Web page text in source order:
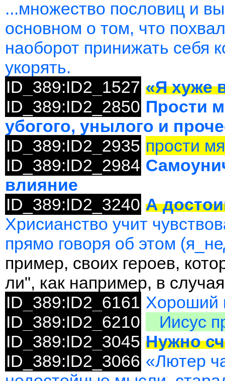
...множество пословиц и
основном о том, что
наоборот принижать себя
укорять.
ID_389:ID2_1527 «Я хуже
ID_389:ID2_2850 Прости
убогого, унылого и
ID_389:ID2_2935 прости
ID_389:ID2_2984
влияние
ID_389:ID2_3240 А
Хрисианство учит
прямо говоря об этом (
пример, своих героев,
ли", как например, в
ID_389:ID2_6161 Хороший
ID_389:ID2_6210
Иисус
ID_389:ID2_3045 Нужно
ID_389:ID2_3066 «Лютер